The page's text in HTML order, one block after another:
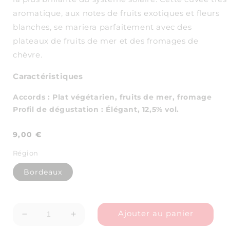
aromatique, aux notes de fruits exotiques et fleurs
blanches, se mariera parfaitement avec des
plateaux de fruits de mer et des fromages de
chèvre.
Caractéristiques
Accords : Plat végétarien, fruits de mer, fromage
Profil de dégustation : Élégant, 12,5% vol.
Prix
habituel
9,00 €
Région
Bordeaux
Réduire
Augmenter
Ajouter au panier